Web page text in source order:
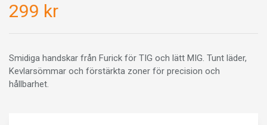
299 kr
Smidiga handskar från Furick för TIG och lätt MIG. Tunt läder,
Kevlarsömmar och förstärkta zoner för precision och
hållbarhet.